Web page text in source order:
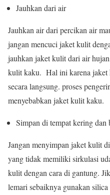
Jauhkan dari air
Jauhkan air dari percikan air
jangan mencuci jaket kulit
jauhkan jaket kulit dari air
kulit kaku. Hal ini karena jaket
secara langsung. proses
menyebabkan jaket kulit kaku.
Simpan di tempat kering dan
Jangan menyimpan jaket kulit
yang tidak memiliki sirkulasi
kulit dengan cara di gantung.
lemari sebaiknya gunakan